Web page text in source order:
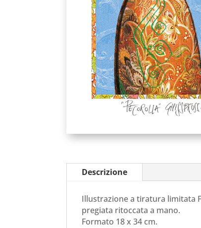
Descrizione
Illustrazione a tiratura limitata
pregiata ritoccata a mano.
Formato 18 x 34 cm.